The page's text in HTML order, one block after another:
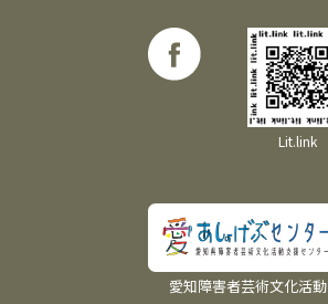
Lit.link
愛知障害者芸術文化活動